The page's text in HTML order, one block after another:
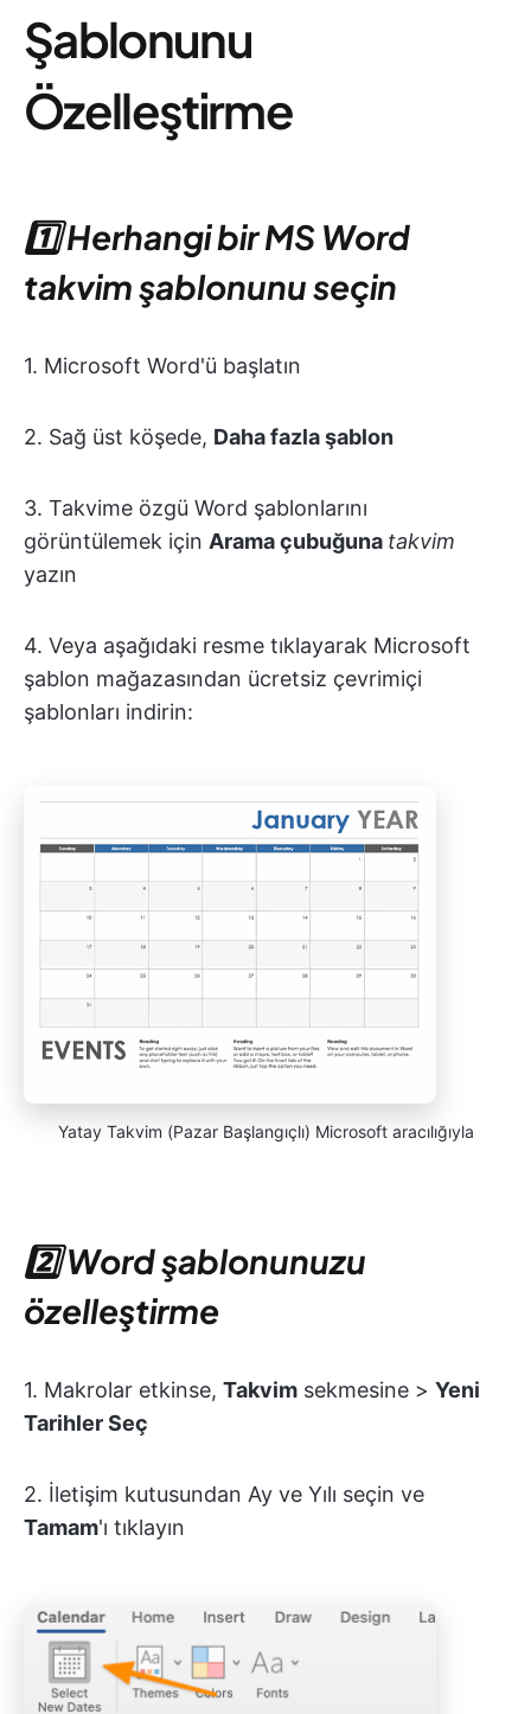
Şablonunu
Özelleştirme
1️⃣ Herhangi bir MS Word
takvim şablonunu seçin
1. Microsoft Word'ü başlatın
2. Sağ üst köşede, Daha fazla şablon
3. Takvime özgü Word şablonlarını
görüntülemek için Arama çubuğuna takvim
yazın
4. Veya aşağıdaki resme tıklayarak Microsoft
şablon mağazasından ücretsiz çevrimiçi
şablonları indirin:
Yatay Takvim (Pazar Başlangıçlı) Microsoft aracılığıyla
2️⃣ Word şablonunuzu
özelleştirme
1. Makrolar etkinse, Takvim sekmesine > Yeni
Tarihler Seç
2. İletişim kutusundan Ay ve Yılı seçin ve
Tamam'ı tıklayın